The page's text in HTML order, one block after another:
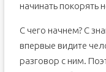
начинать покорять
С чего начнем? С
впервые видите
разговор с ним.